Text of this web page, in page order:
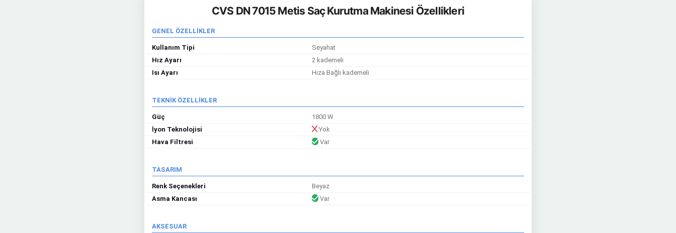
CVS DN 7015 Metis Saç Kurutma Makinesi Özellikleri
GENEL ÖZELLİKLER
Kullanım Tipi
Seyahat
Hız Ayarı
2 kademeli
Isı Ayarı
Hıza Bağlı kademeli
TEKNİK ÖZELLİKLER
Güç
1800 W
İyon Teknolojisi
Yok
Hava Filtresi
Var
TASARIM
Renk Seçenekleri
Beyaz
Asma Kancası
Var
AKSESUAR